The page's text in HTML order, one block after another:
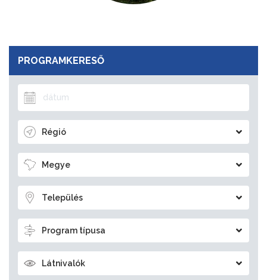
PROGRAMKERESŐ
Régió
Megye
Település
Program típusa
Látnivalók